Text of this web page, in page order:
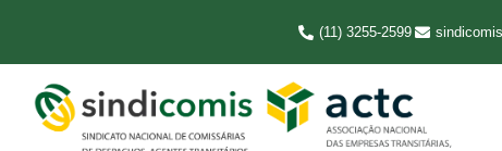
(11) 3255-2599